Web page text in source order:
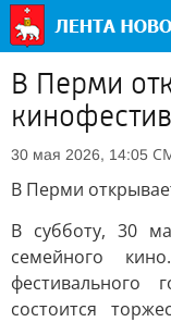
В Перми
30 мая 2026, 14:05
В Перми
В субботу, 30
семейного
фестивального
состоится